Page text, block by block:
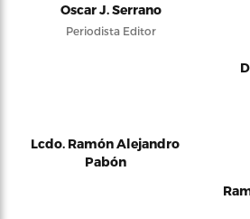
Oscar J. Serrano
Periodista Editor
Lcdo. Ramón Alejandro
Pabón